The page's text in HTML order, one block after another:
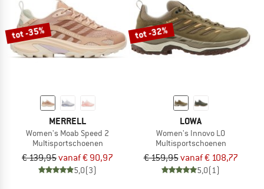
tot -35%
MERRELL
Women's Moab Speed 2
Multisportschoenen
€ 139,95vanaf € 90,97
5,0(3)
tot -32%
LOWA
Women's Innovo LO
Multisportschoenen
€ 159,95vanaf € 108,77
5,0(1)